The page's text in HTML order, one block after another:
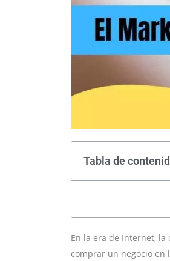
Tabla de
En la era de Internet, la
comprar un negocio en